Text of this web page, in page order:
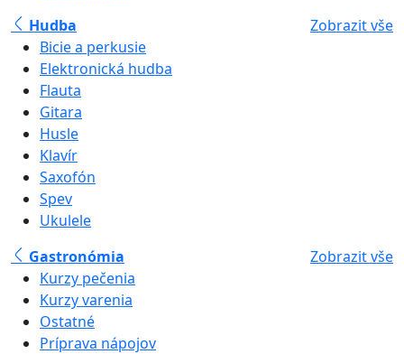
Hudba
Zobrazit vše
Bicie a perkusie
Elektronická hudba
Flauta
Gitara
Husle
Klavír
Saxofón
Spev
Ukulele
Gastronómia
Zobrazit vše
Kurzy pečenia
Kurzy varenia
Ostatné
Príprava nápojov